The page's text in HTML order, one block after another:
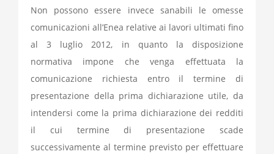
Non possono essere invece sanabili le omesse
comunicazioni all’Enea relative ai lavori ultimati fino
al 3 luglio 2012, in quanto la disposizione
normativa impone che venga effettuata la
comunicazione richiesta entro il termine di
presentazione della prima dichiarazione utile, da
intendersi come la prima dichiarazione dei redditi
il cui termine di presentazione scade
successivamente al termine previsto per effettuare